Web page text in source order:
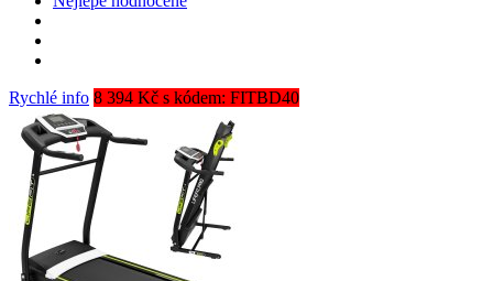
Rychlé info 8 394 Kč s kódem: FITBD40